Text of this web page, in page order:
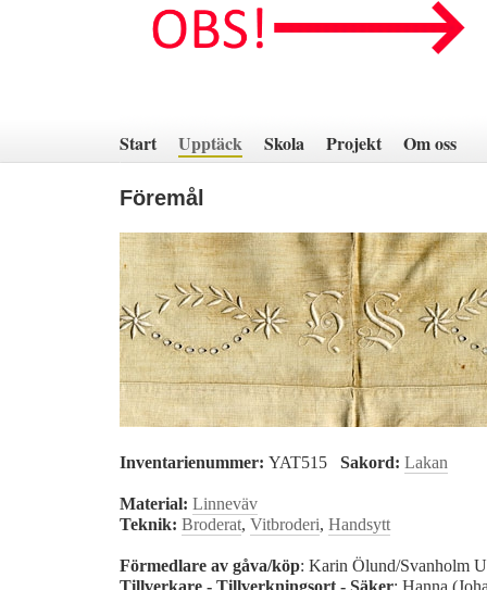
innehåll
Start Upptäck Skola Projekt Om oss
Föremål
Inventarienummer: YAT515 Sakord: Lakan
Material: Linneväv
Teknik: Broderat, Vitbroderi, Handsytt
Förmedlare av gåva/köp: Karin Ölund/Svanholm